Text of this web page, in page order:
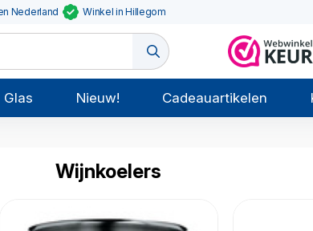
Nederland Winkel in Hillegom
Glas Nieuw! Cadeauartikelen
Wijnkoelers